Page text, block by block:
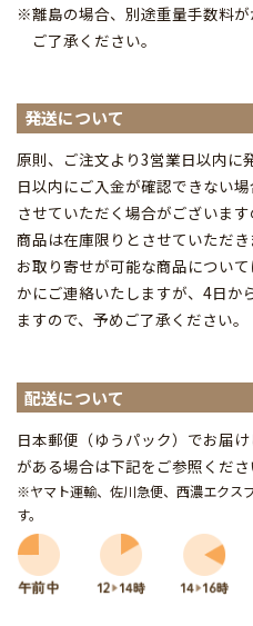
※離島の場合、別途重量手数料
ご了承ください。
発送について
原則、ご注文より3営業日以内に
日以内にご入金が確認できない
させていただく場合がございます
商品は在庫限りとさせていただき
お取り寄せが可能な商品につい
かにご連絡いたしますが、4日か
ますので、予めご了承ください。
配送について
日本郵便（ゆうパック）でお届
がある場合は下記をご参照くださ
※ヤマト運輸、佐川急便、西濃エクス
す。